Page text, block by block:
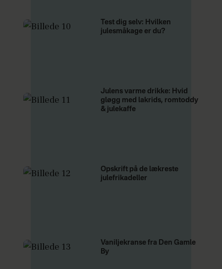
Test dig selv: Hvilken
julesmåkage er du?
Julens varme drikke: Hvid
gløgg med lakrids, romtoddy
& julekaffe
Opskrift på de lækreste
julefrikadeller
Vaniljekranse fra Den Gamle
By